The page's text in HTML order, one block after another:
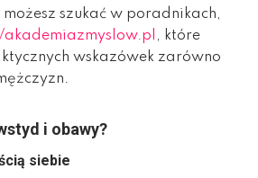
szukać w poradnikach,
, które
wskazówek zarówno
i obawy?
siebie